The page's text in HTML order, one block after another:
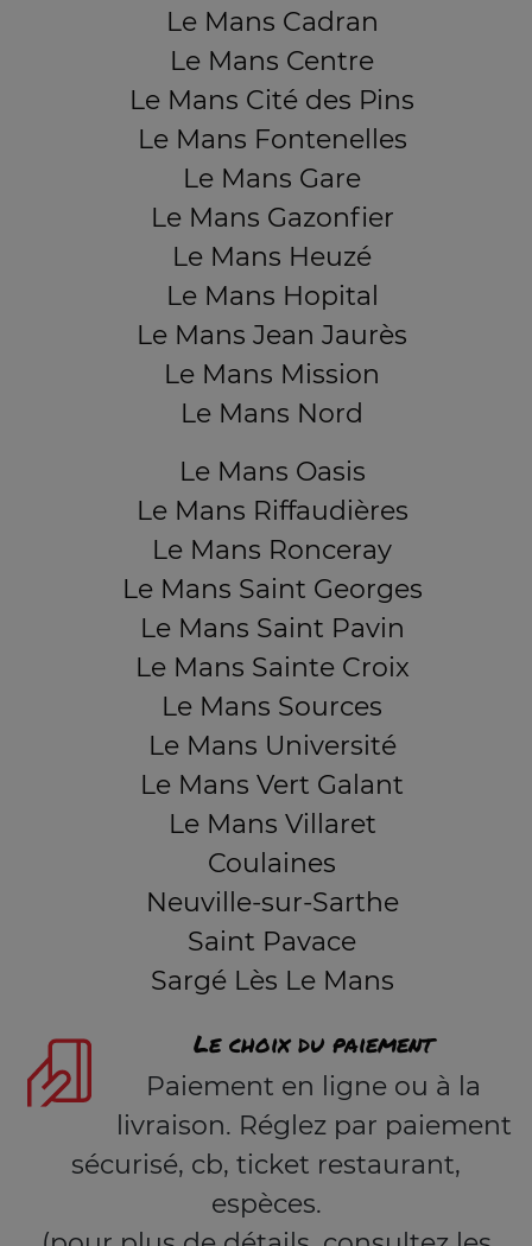
Le Mans Cadran
Le Mans Centre
Le Mans Cité des Pins
Le Mans Fontenelles
Le Mans Gare
Le Mans Gazonfier
Le Mans Heuzé
Le Mans Hopital
Le Mans Jean Jaurès
Le Mans Mission
Le Mans Nord
Le Mans Oasis
Le Mans Riffaudières
Le Mans Ronceray
Le Mans Saint Georges
Le Mans Saint Pavin
Le Mans Sainte Croix
Le Mans Sources
Le Mans Université
Le Mans Vert Galant
Le Mans Villaret
Coulaines
Neuville-sur-Sarthe
Saint Pavace
Sargé Lès Le Mans
Le choix du paiement
Paiement en ligne ou à la
livraison. Réglez par paiement
sécurisé, cb, ticket restaurant,
espèces.